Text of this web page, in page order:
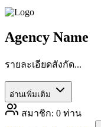
Agency Name
รายละเอียดสังกัด...
อ่านเพิ่มเติม
สมาชิก: 0 ท่าน